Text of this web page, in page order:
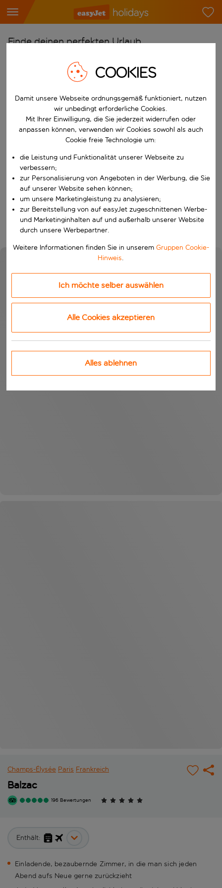
Finde deinen perfekten Urlaub
Beginne mit der Eingabe für die automatische
Flughafen wählen
Beginne mit der Eingabe für die automatische
Reiseziel wählen
Nach
Wähle ein Ab- und Rückflugdatum aus.
Reisezeitraum wählen
Wann
Wer
Suchen
Champs-Élysée Paris Frankreich
Balzac
196 Bewertungen
Enthält:
Einladende, bezaubernde Zimmer, in die man sich jeden
Abend aufs Neue gerne zurückzieht
COOKIES
Damit unsere Webseite ordnungsgemäß funktioniert, nutzen
wir unbedingt erforderliche Cookies.
Mit Ihrer Einwilligung, die Sie jederzeit widerrufen oder
anpassen können, verwenden wir Cookies sowohl als auch
Cookie freie Technologie um:
die Leistung und Funktionalität unserer Webseite zu
verbessern;
zur Personalisierung von Angeboten in der Werbung, die Sie
auf unserer Website sehen können;
um unsere Marketingleistung zu analysieren;
zur Bereitstellung von auf easyJet zugeschnittenen Werbe-
und Marketinginhalten auf und außerhalb unserer Website
durch unsere Werbepartner.
Weitere Informationen finden Sie in unserem Gruppen Cookie-
Hinweis.
Ich möchte selber auswählen
Alle Cookies akzeptieren
Alles ablehnen